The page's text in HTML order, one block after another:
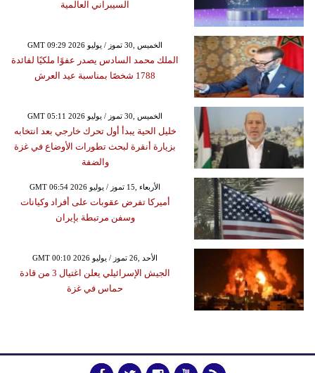
السيبراني العالمية
GMT 09:29 2026 الخميس ,30 تموز / يوليو
الملك محمد السادس يصدر عفوًا ملكيًا لفائدة
1788 شخصًا بمناسبة عيد العرش
GMT 05:11 2026 الخميس ,30 تموز / يوليو
خليل الحية يبدأ أول تحرك خارجي بعد انتخابه
بزيارة أنقرة لبحث تطورات الأوضاع في غزة
والضفة
GMT 06:54 2026 الأربعاء ,15 تموز / يوليو
أميركا تفرض عقوبات على أفراد وكيانات
وسفن مرتبطة بإيران
GMT 00:10 2026 الأحد ,26 تموز / يوليو
الجيش الإسرائيلي يعلن اغتيال 3 من قادة
حماس في غزة